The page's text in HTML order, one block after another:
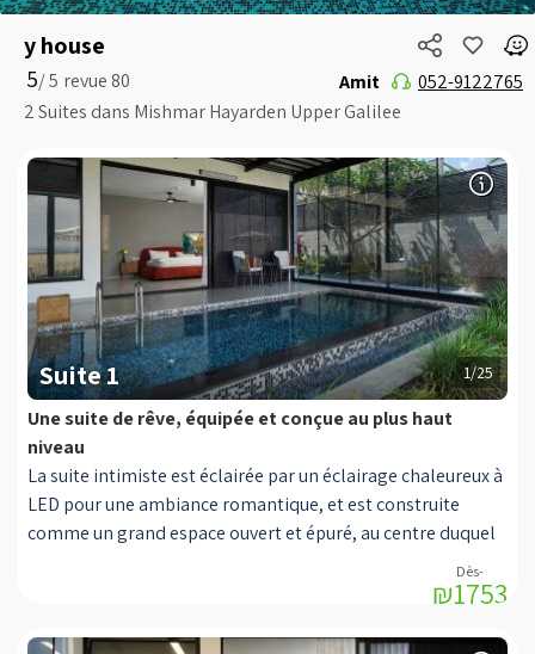
y house
5 /
5
2 Suites dans Mishmar Hayarden Upper Galilee
Amit 052-9122765
1/25
Suite 1
Une suite de rêve, équipée et conçue au plus haut
niveau
La suite intimiste est éclairée par un éclairage chaleureux à
LED pour une ambiance romantique, et est construite
comme un grand espace ouvert et épuré, au centre duquel
orthopédique pour un sommeil calme et réparateur, sans
qui contribuera à un sommeil profond et à des moments
₪1753